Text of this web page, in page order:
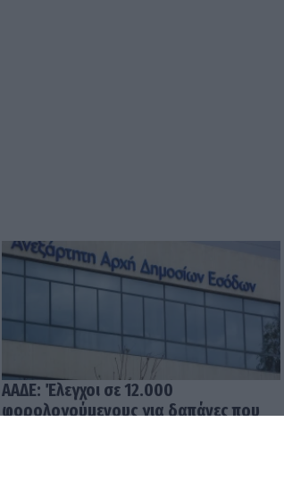
ΑΑΔΕ: Έλεγχοι σε 12.000
φορολογούμενους για δαπάνες που